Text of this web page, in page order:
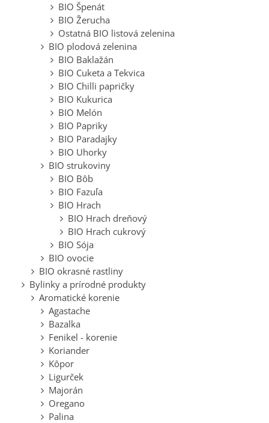
BIO Špenát
BIO Žerucha
Ostatná BIO listová zelenina
BIO plodová zelenina
BIO Baklažán
BIO Cuketa a Tekvica
BIO Chilli papričky
BIO Kukurica
BIO Melón
BIO Papriky
BIO Paradajky
BIO Uhorky
BIO strukoviny
BIO Bôb
BIO Fazuľa
BIO Hrach
BIO Hrach dreňový
BIO Hrach cukrový
BIO Sója
BIO ovocie
BIO okrasné rastliny
Bylinky a prírodné produkty
Aromatické korenie
Agastache
Bazalka
Fenikel - korenie
Koriander
Kôpor
Ligurček
Majorán
Oregano
Palina